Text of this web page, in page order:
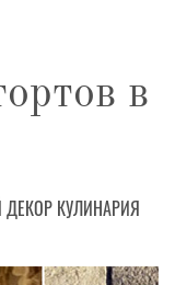
в
КУЛИНАРИЯ